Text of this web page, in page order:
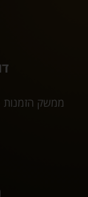
ממשק הזמנות